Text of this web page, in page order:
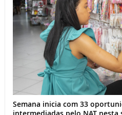
Semana inicia com 33